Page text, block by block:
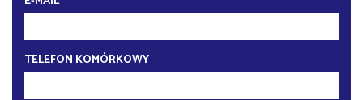
TELEFON KOMÓRKOWY